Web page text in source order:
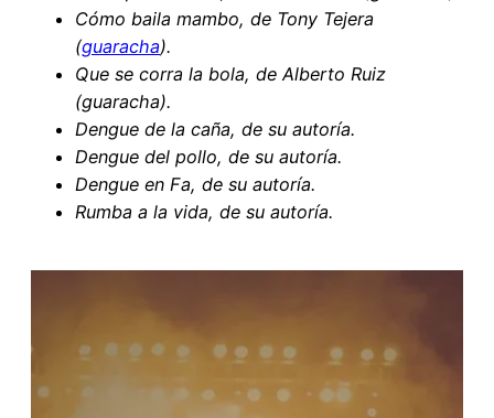
Cómo baila mambo, de Tony Tejera
(guaracha).
Que se corra la bola, de Alberto Ruiz
(guaracha).
Dengue de la caña, de su autoría.
Dengue del pollo, de su autoría.
Dengue en Fa, de su autoría.
Rumba a la vida, de su autoría.